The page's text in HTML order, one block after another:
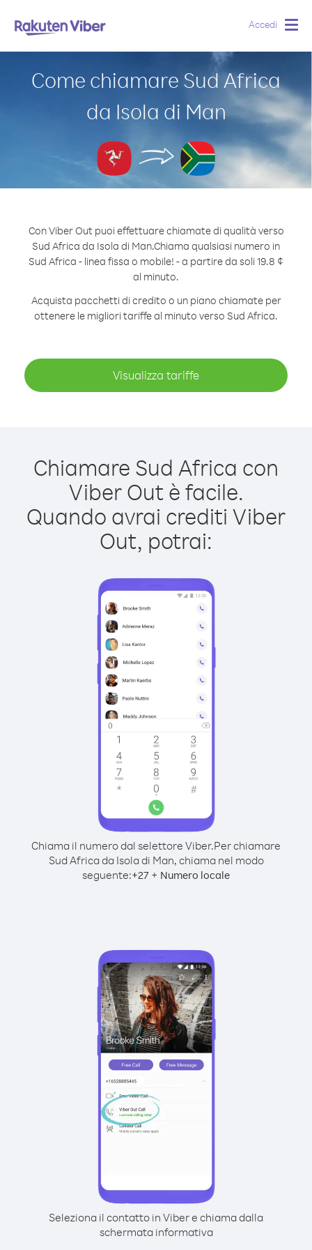
Accedi
Come chiamare Sud Africa
da Isola di Man
Con Viber Out puoi effettuare chiamate di qualità verso
Sud Africa da Isola di Man.Chiama qualsiasi numero in
Sud Africa - linea fissa o mobile! - a partire da soli 19.8 ¢
al minuto.
Acquista pacchetti di credito o un piano chiamate per
ottenere le migliori tariffe al minuto verso Sud Africa.
Visualizza tariffe
Chiamare Sud Africa con
Viber Out è facile.
Quando avrai crediti Viber
Out, potrai:
Chiama il numero dal selettore Viber.Per chiamare
Sud Africa da Isola di Man, chiama nel modo
seguente:+27 + Numero locale
Seleziona il contatto in Viber e chiama dalla
schermata informativa